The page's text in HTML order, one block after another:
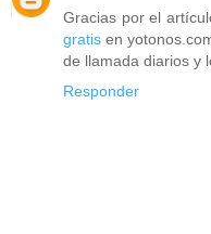
Gracias por el
gratis en
de llamada diarios y
Responder